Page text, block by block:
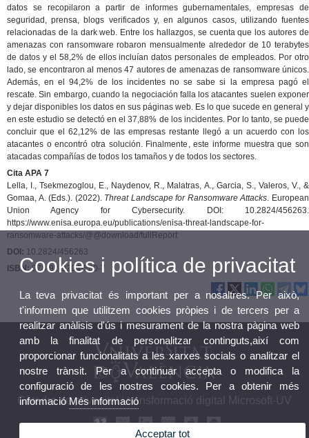
datos se recopilaron a partir de informes gubernamentales, empresas de
seguridad, prensa, blogs verificados y, en algunos casos, utilizando fuentes
relacionadas de la dark web. Entre los hallazgos, se cuenta que los autores de
amenazas con ransomware robaron mensualmente alrededor de 10 terabytes
de datos y el 58,2% de ellos incluían datos personales de empleados. Por otro
lado, se encontraron al menos 47 autores de amenazas de ransomware únicos.
Además, en el 94,2% de los incidentes no se sabe si la empresa pagó el
rescate. Sin embargo, cuando la negociación falla los atacantes suelen exponer
y dejar disponibles los datos en sus páginas web. Es lo que sucede en general y
en este estudio se detectó en el 37,88% de los incidentes. Por lo tanto, se puede
concluir que el 62,12% de las empresas restante llegó a un acuerdo con los
atacantes o encontró otra solución. Finalmente, este informe muestra que son
atacadas compañías de todos los tamaños y de todos los sectores.
Cita APA 7
Lella, I., Tsekmezoglou, E., Naydenov, R., Malatras, A., Garcia, S., Valeros, V., &
Gomaa, A. (Eds.). (2022). Threat Landscape for Ransomware Attacks . European
Union Agency for Cybersecurity. DOI: 10.2824/456263.
https://www.enisa.europa.eu/publications/enisa-threat-landscape-for-
ransomware-attacks/@@download/fullReport
DOI: 10.2824/456263
ISBN:978-92-9204-580-7
Càtedra de privacitat i transformació digital Microsoft-UV
Cookies i política de privacitat
La teva privacitat és important per a nosaltres. Per això,
t'informem que utilitzem cookies pròpies i de tercers per a
realitzar anàlisis d'ús i mesurament de la nostra pàgina web
amb la finalitat de personalitzar continguts,així com
proporcionar funcionalitats a les xarxes socials o analitzar el
nostre trànsit. Per a continuar accepta o modifica la
configuració de les nostres cookies. Per a obtenir més
informacióMés informació
Acceptar tot